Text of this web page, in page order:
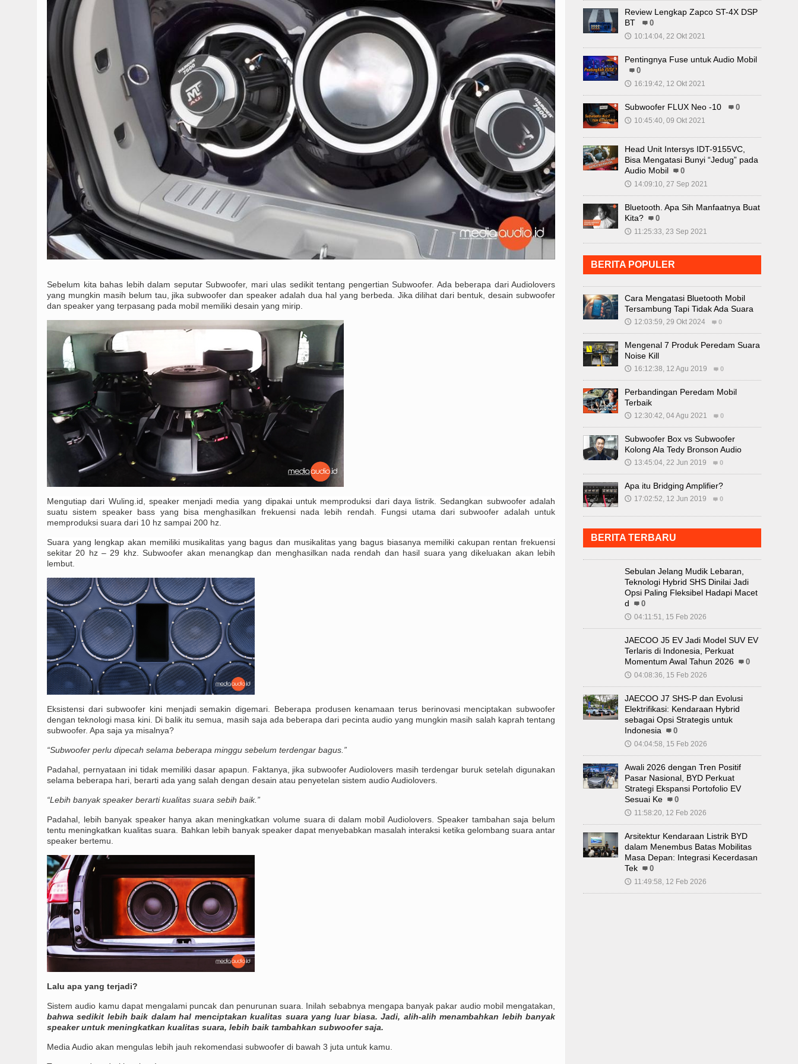
Sebelum kita bahas lebih dalam seputar Subwoofer, mari ulas sedikit tentang pengertian Subwoofer. Ada beberapa dari Audiolovers
yang mungkin masih belum tau, jika subwoofer dan speaker adalah dua hal yang berbeda. Jika dilihat dari bentuk, desain subwoofer
dan speaker yang terpasang pada mobil memiliki desain yang mirip.
Mengutiap dari Wuling.id, speaker menjadi media yang dipakai untuk memproduksi dari daya listrik. Sedangkan subwoofer adalah
suatu sistem speaker bass yang bisa menghasilkan frekuensi nada lebih rendah. Fungsi utama dari subwoofer adalah untuk
memproduksi suara dari 10 hz sampai 200 hz.
Suara yang lengkap akan memiliki musikalitas yang bagus dan musikalitas yang bagus biasanya memiliki cakupan rentan frekuensi
sekitar 20 hz – 29 khz. Subwoofer akan menangkap dan menghasilkan nada rendah dan hasil suara yang dikeluakan akan lebih
lembut.
Eksistensi dari subwoofer kini menjadi semakin digemari. Beberapa produsen kenamaan terus berinovasi menciptakan subwoofer
dengan teknologi masa kini. Di balik itu semua, masih saja ada beberapa dari pecinta audio yang mungkin masih salah kaprah tentang
subwoofer. Apa saja ya misalnya?
“Subwoofer perlu dipecah selama beberapa minggu sebelum terdengar bagus.”
Padahal, pernyataan ini tidak memiliki dasar apapun. Faktanya, jika subwoofer Audiolovers masih terdengar buruk setelah digunakan
selama beberapa hari, berarti ada yang salah dengan desain atau penyetelan sistem audio Audiolovers.
“Lebih banyak speaker berarti kualitas suara sebih baik.”
Padahal, lebih banyak speaker hanya akan meningkatkan volume suara di dalam mobil Audiolovers. Speaker tambahan saja belum
tentu meningkatkan kualitas suara. Bahkan lebih banyak speaker dapat menyebabkan masalah interaksi ketika gelombang suara antar
speaker bertemu.
Lalu apa yang terjadi?
Sistem audio kamu dapat mengalami puncak dan penurunan suara. Inilah sebabnya mengapa banyak pakar audio mobil mengatakan,
bahwa sedikit lebih baik dalam hal menciptakan kualitas suara yang luar biasa. Jadi, alih-alih menambahkan lebih banyak
speaker untuk meningkatkan kualitas suara, lebih baik tambahkan subwoofer saja.
Media Audio akan mengulas lebih jauh rekomendasi subwoofer di bawah 3 juta untuk kamu.
Review Lengkap Zapco ST-4X DSP
BT
0
🕔 10:14:04, 22 Okt 2021
Pentingnya Fuse untuk Audio Mobil
0
🕔 16:19:42, 12 Okt 2021
Subwoofer FLUX Neo -10 0
🕔 10:45:40, 09 Okt 2021
Head Unit Intersys IDT-9155VC,
Bisa Mengatasi Bunyi “Jedug” pada
Audio Mobil
0
🕔 14:09:10, 27 Sep 2021
Bluetooth. Apa Sih Manfaatnya Buat
Kita?
0
🕔 11:25:33, 23 Sep 2021
BERITA POPULER
Cara Mengatasi Bluetooth Mobil
Tersambung Tapi Tidak Ada Suara
🕔 12:03:59, 29 Okt 2024 0
Mengenal 7 Produk Peredam Suara
Noise Kill
🕔 16:12:38, 12 Agu 2019 0
Perbandingan Peredam Mobil
Terbaik
🕔 12:30:42, 04 Agu 2021 0
Subwoofer Box vs Subwoofer
Kolong Ala Tedy Bronson Audio
🕔 13:45:04, 22 Jun 2019 0
Apa itu Bridging Amplifier?
🕔 17:02:52, 12 Jun 2019 0
BERITA TERBARU
Sebulan Jelang Mudik Lebaran,
Teknologi Hybrid SHS Dinilai Jadi
Opsi Paling Fleksibel Hadapi Macet
d
0
🕔 04:11:51, 15 Feb 2026
JAECOO J5 EV Jadi Model SUV EV
Terlaris di Indonesia, Perkuat
Momentum Awal Tahun 2026
0
🕔 04:08:36, 15 Feb 2026
JAECOO J7 SHS-P dan Evolusi
Elektrifikasi: Kendaraan Hybrid
sebagai Opsi Strategis untuk
Indonesia
0
🕔 04:04:58, 15 Feb 2026
Awali 2026 dengan Tren Positif
Pasar Nasional, BYD Perkuat
Strategi Ekspansi Portofolio EV
Sesuai Ke
0
🕔 11:58:20, 12 Feb 2026
Arsitektur Kendaraan Listrik BYD
dalam Menembus Batas Mobilitas
Masa Depan: Integrasi Kecerdasan
Tek
0
🕔 11:49:58, 12 Feb 2026